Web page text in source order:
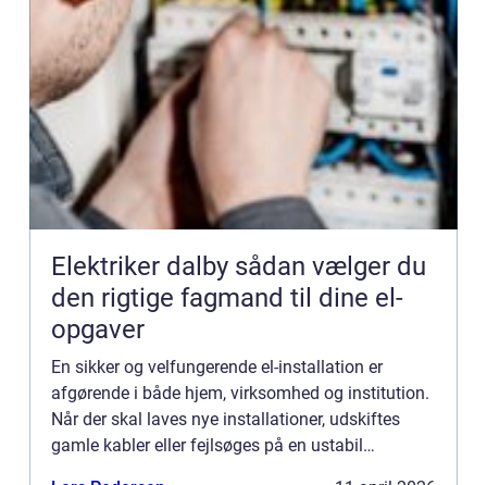
Elektriker dalby sådan vælger du
den rigtige fagmand til dine el-
opgaver
En sikker og velfungerende el-installation er
afgørende i både hjem, virksomhed og institution.
Når der skal laves nye installationer, udskiftes
gamle kabler eller fejlsøges på en ustabil